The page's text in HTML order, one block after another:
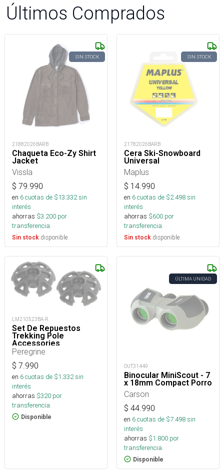
Últimos Comprados
SIN STOCK
21882026BARB
Chaqueta Eco-Zy Shirt
Jacket
Vissla
$ 79.990
en 6cuotas de $13.332sin
interés
ahorras $3.200 por
transferencia.
Sin stock disponible
SIN STOCK
21782026BARB
Cera Ski-Snowboard
Universal
Maplus
$ 14.990
en 6cuotas de $2.498sin
interés
ahorras $600 por
transferencia.
Sin stock disponible
LM210523BA-R
Set De Repuestos
Trekking Pole
Accessories
Peregrine
$ 7.990
en 6cuotas de $1.332sin
interés
ahorras $320 por
transferencia.
Disponible
ÚLTIMA UNIDAD
OUT31449
Binocular MiniScout - 7
x 18mm Compact Porro
Carson
$ 44.990
en 6cuotas de $7.498sin
interés
ahorras $1.800 por
transferencia.
Disponible